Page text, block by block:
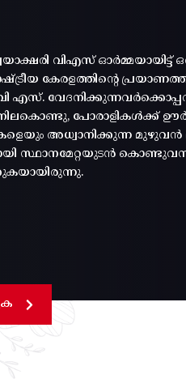
വിഎസ്
കേരളത്തിന്റെ
എസ്.
പോരാളികൾക്ക്
അധ്വാനിക്കുന്ന മുഴുവൻ
സ്ഥാനമേറ്റയുടൻ